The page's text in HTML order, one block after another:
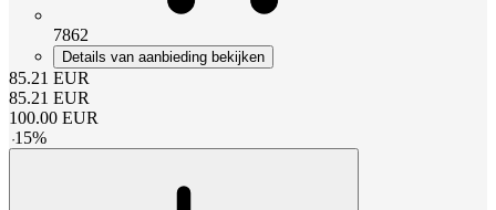
7862
Details van aanbieding bekijken
85.21 EUR
85.21 EUR
100.00 EUR
-15%